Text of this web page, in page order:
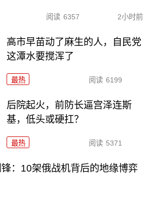
阅读 6357 2小时前
高市早苗动了麻生的人，自民党
这潭水要搅浑了
最热 阅读 6199
后院起火，前防长逼宫泽连斯
基，低头或硬扛？
最热 阅读 5371
：10架俄战机背后的地缘博弈